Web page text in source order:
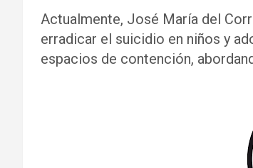
Actualmente, José María del
erradicar el suicidio en niños y
espacios de contención,